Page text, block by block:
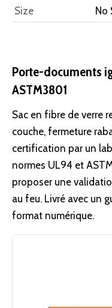
Size
No
Porte-documents
ASTM3801
Sac en fibre de verre
couche, fermeture
certification par un
normes UL94 et
proposer une
au feu. Livré avec un
format numérique.